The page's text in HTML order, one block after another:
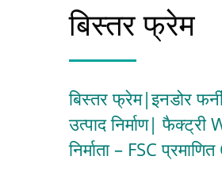
बिस्तर फ्रेम
बिस्तर फ्रेम|इनडोर
उत्पाद निर्माण| फैक्ट्री
निर्माता – FSC